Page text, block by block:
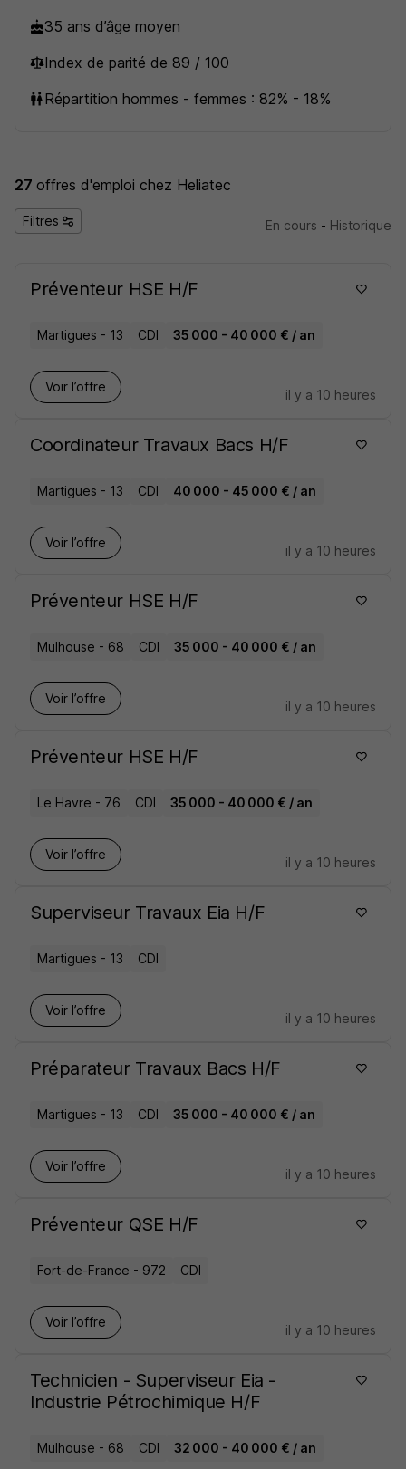
35 ans d’âge moyen
Index de parité de 89 / 100
Répartition hommes - femmes : 82% - 18%
27 offres d'emploi chez Heliatec
Filtres En cours - Historique
Préventeur HSE H/F
Martigues - 13 CDI 35 000 - 40 000 € / an
Voir l’offre
il y a 10 heures
Coordinateur Travaux Bacs H/F
Martigues - 13 CDI 40 000 - 45 000 € / an
Voir l’offre
il y a 10 heures
Préventeur HSE H/F
Mulhouse - 68 CDI 35 000 - 40 000 € / an
Voir l’offre
il y a 10 heures
Préventeur HSE H/F
Le Havre - 76 CDI 35 000 - 40 000 € / an
Voir l’offre
il y a 10 heures
Superviseur Travaux Eia H/F
Martigues - 13 CDI
Voir l’offre
il y a 10 heures
Préparateur Travaux Bacs H/F
Martigues - 13 CDI 35 000 - 40 000 € / an
Voir l’offre
il y a 10 heures
Préventeur QSE H/F
Fort-de-France - 972 CDI
Voir l’offre
il y a 10 heures
Technicien - Superviseur Eia -
Industrie Pétrochimique H/F
Mulhouse - 68 CDI 32 000 - 40 000 € / an